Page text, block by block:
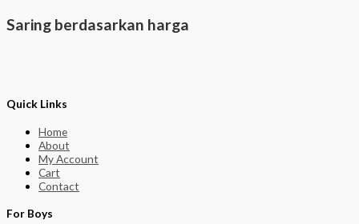
Saring berdasarkan harga
Quick Links
Home
About
My Account
Cart
Contact
For Boys